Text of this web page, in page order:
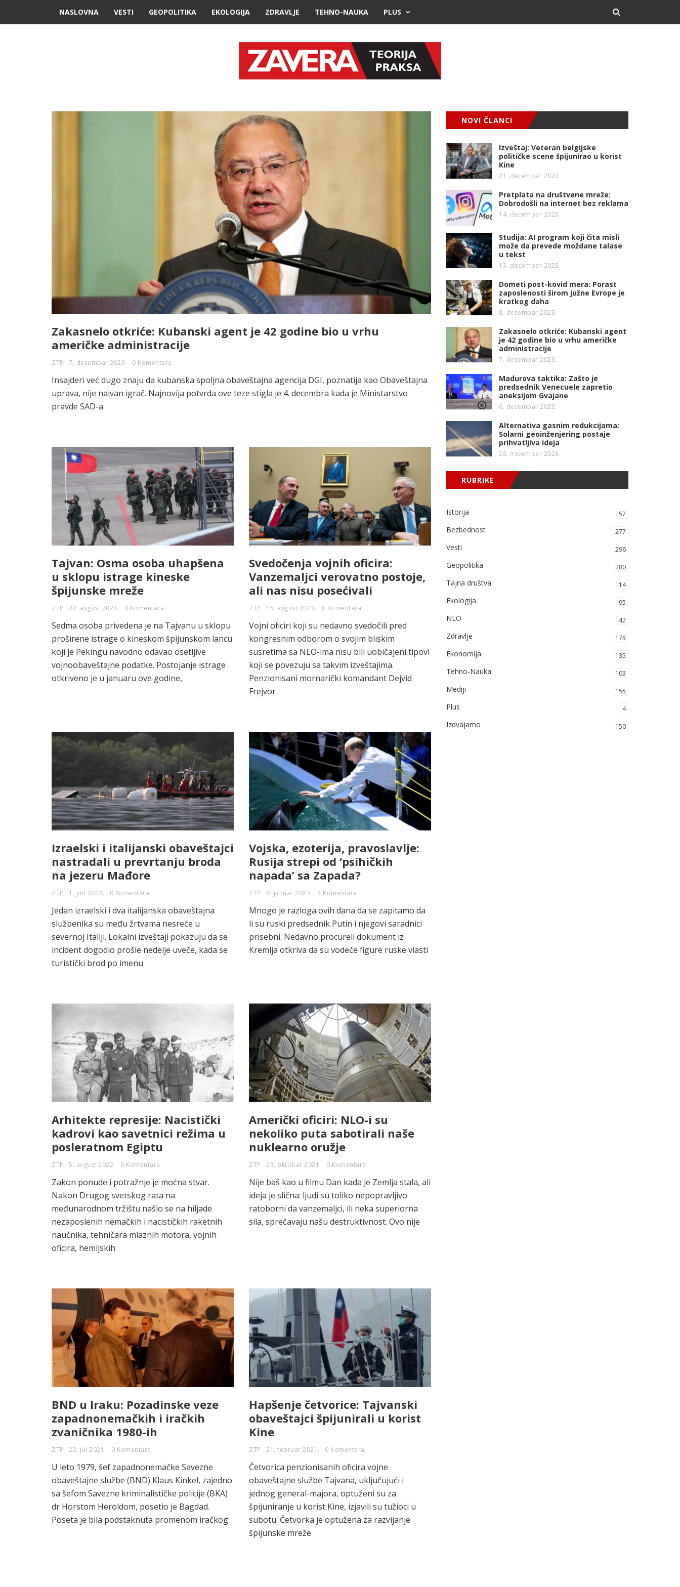
NASLOVNA VESTI GEOPOLITIKA EKOLOGIJA ZDRAVLJE TEHNO-NAUKA PLUS
Zakasnelo otkriće: Kubanski agent je 42 godine bio u vrhu
američke administracije
ZTP 7. decembar 2023. 0 Komentara
Insajderi već dugo znaju da kubanska spoljna obaveštajna agencija DGI, poznatija kao Obaveštajna
uprava, nije naivan igrač. Najnovija potvrda ove teze stigla je 4. decembra kada je Ministarstvo
pravde SAD-a
Tajvan: Osma osoba uhapšena
u sklopu istrage kineske
špijunske mreže
ZTP 22. avgust 2023. 0 Komentara
Sedma osoba privedena je na Tajvanu u sklopu
proširene istrage o kineskom špijunskom lancu
koji je Pekingu navodno odavao osetljive
vojnoobaveštajne podatke. Postojanje istrage
otkriveno je u januaru ove godine,
Svedočenja vojnih oficira:
Vanzemaljci verovatno postoje,
ali nas nisu posećivali
ZTP 15. avgust 2023. 0 Komentara
Vojni oficiri koji su nedavno svedočili pred
kongresnim odborom o svojim bliskim
susretima sa NLO-ima nisu bili uobičajeni tipovi
koji se povezuju sa takvim izveštajima.
Penzionisani mornarički komandant Dejvid
Frejvor
Izraelski i italijanski obaveštajci
nastradali u prevrtanju broda
na jezeru Mađore
ZTP 1. jun 2023. 0 Komentara
Jedan izraelski i dva italijanska obaveštajna
službenika su među žrtvama nesreće u
severnoj Italiji. Lokalni izveštaji pokazuju da se
incident dogodio prošle nedelje uveče, kada se
turistički brod po imenu
Vojska, ezoterija, pravoslavlje:
Rusija strepi od ‘psihičkih
napada’ sa Zapada?
ZTP 6. januar 2023. 3 Komentara
Mnogo je razloga ovih dana da se zapitamo da
li su ruski predsednik Putin i njegovi saradnici
prisebni. Nedavno procureli dokument iz
Kremlja otkriva da su vodeće figure ruske vlasti
Arhitekte represije: Nacistički
kadrovi kao savetnici režima u
posleratnom Egiptu
ZTP 5. avgust 2022. 0 Komentara
Zakon ponude i potražnje je moćna stvar.
Nakon Drugog svetskog rata na
međunarodnom tržištu našlo se na hiljade
nezaposlenih nemačkih i nacističkih raketnih
naučnika, tehničara mlaznih motora, vojnih
oficira, hemijskih
Američki oficiri: NLO-i su
nekoliko puta sabotirali naše
nuklearno oružje
ZTP 23. oktobar 2021. 0 Komentara
Nije baš kao u filmu Dan kada je Zemlja stala, ali
ideja je slična: ljudi su toliko nepopravljivo
ratoborni da vanzemaljci, ili neka superiorna
sila, sprečavaju našu destruktivnost. Ovo nije
BND u Iraku: Pozadinske veze
zapadnonemačkih i iračkih
zvaničnika 1980-ih
ZTP 22. jul 2021. 0 Komentara
U leto 1979, šef zapadnonemačke Savezne
obaveštajne službe (BND) Klaus Kinkel, zajedno
sa šefom Savezne kriminalističke policije (BKA)
dr Horstom Heroldom, posetio je Bagdad.
Poseta je bila podstaknuta promenom iračkog
Hapšenje četvorice: Tajvanski
obaveštajci špijunirali u korist
Kine
ZTP 21. februar 2021. 0 Komentara
Četvorica penzionisanih oficira vojne
obaveštajne službe Tajvana, uključujući i
jednog general-majora, optuženi su za
špijuniranje u korist Kine, izjavili su tužioci u
subotu. Četvorka je optužena za razvijanje
špijunske mreže
NOVI ČLANCI
Izveštaj: Veteran belgijske
političke scene špijunirao u korist
Kine
21. decembar 2023.
Pretplata na društvene mreže:
Dobrodošli na internet bez reklama
14. decembar 2023.
Studija: AI program koji čita misli
može da prevede moždane talase
u tekst
13. decembar 2023.
Dometi post-kovid mera: Porast
zaposlenosti širom južne Evrope je
kratkog daha
8. decembar 2023.
Zakasnelo otkriće: Kubanski agent
je 42 godine bio u vrhu američke
administracije
7. decembar 2023.
Madurova taktika: Zašto je
predsednik Venecuele zapretio
aneksijom Gvajane
6. decembar 2023.
Alternativa gasnim redukcijama:
Solarni geoinženjering postaje
prihvatljiva ideja
28. novembar 2023.
RUBRIKE
Istorija 57
Bezbednost 277
Vesti 296
Geopolitika 280
Tajna društva 14
Ekologija 95
NLO 42
Zdravlje 175
Ekonomija 135
Tehno-Nauka 103
Mediji 155
Plus 4
Izdvajamo 150